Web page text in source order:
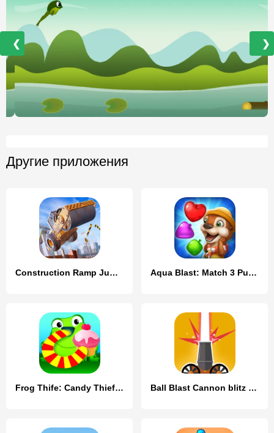
❮ ❯
Другие приложения
Construction Ramp Jumping Aqua Blast: Match 3 Puzzle
Frog Thife: Candy Thief Puzzle Ball Blast Cannon blitz mania